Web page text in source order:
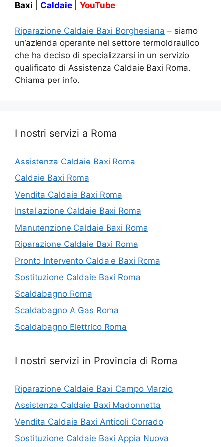
Baxi Caldaie YouTube
Riparazione Caldaie Baxi Borghesiana – siamo
un’azienda operante nel settore termoidraulico
che ha deciso di specializzarsi in un servizio
qualificato di Assistenza Caldaie Baxi Roma.
Chiama per info.
I nostri servizi a Roma
Assistenza Caldaie Baxi Roma
Caldaie Baxi Roma
Vendita Caldaie Baxi Roma
Installazione Caldaie Baxi Roma
Manutenzione Caldaie Baxi Roma
Riparazione Caldaie Baxi Roma
Pronto Intervento Caldaie Baxi Roma
Sostituzione Caldaie Baxi Roma
Scaldabagno Roma
Scaldabagno A Gas Roma
Scaldabagno Elettrico Roma
I nostri servizi in Provincia di Roma
Riparazione Caldaie Baxi Campo Marzio
Assistenza Caldaie Baxi Madonnetta
Vendita Caldaie Baxi Anticoli Corrado
Sostituzione Caldaie Baxi Appia Nuova